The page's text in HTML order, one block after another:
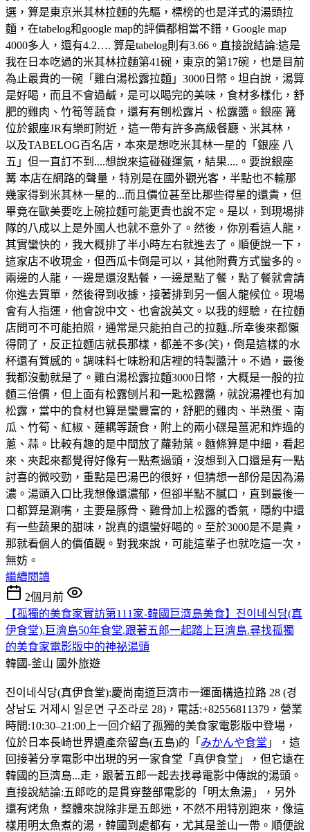
選，算是東京米其林拉麵的先驅，標榜的也是洋式的湯頭拉
麵，在tabelog和google map的評價都相當不錯，Google map
4000多人，還有4.2…. 算是tabelog則有3.66。直接說結論:這是
我在日本吃過的米其林拉麵第41碗，東京的第17碗，也是目前
為止最貴的一碗「雞白湯松露拉麵」3000日幣。坦白說，湯算
是好喝，而且不會過鹹，是可以喝完的美味，食材多樣化，舒
肥的雞肉、竹筍等蔬食，還有有刨松露片、松露醬。銀座 篝
位於銀座JR有樂町附近，這一帶有許多高級餐廳、米其林，
以及TABELOG百名店，本來是想吃米其林一星的「銀座 八
五」但一直訂不到....想說來這碰碰運氣，結果....。要說銀座
篝 本店在網路的聲量，特別是在國外觀光客，半點也不輸那
幾家得到米其林一星的...而且價位甚至比那些得星的還貴，但
畢竟在歐美要吃上碗拉麵可能更貴也說不定。是以，到現場排
隊的八成以上是外國人也就不意外了。然後，你別看這人龍，
其實蠻快的，我大概排了半小時左右就進去了。順便說一下，
這家店不收現金，但西瓜卡倒是可以，其他附費方式蠻多的。
兩邊的人龍，一邊是還沒點餐，一邊是點了餐，點了餐就會請
你進去買單，然後得到收據，接著排到另一個人龍候位。現場
會有人指運，他會說中文、也會說英文。以我的經驗，在拉麵
店問可不可能拍照，通常是只能拍自己的拉麵..所幸後來都懶
得問了，反正拉麵店就長那樣，都差不多(笑)，倒是這樣的水
杯還有質感的。調味料七味粉和店裡的特製醬汁。不過，最後
我都沒動就是了。雞白湯松露拉麵3000日幣，大概是一般的拉
麵三倍價，但上面有松露刨片和一匙松露醬，就說湯裡也有加
松露，當中的食材也算是蠻豐富的，舒肥的雞肉、半熟蛋、南
瓜、竹筍、紅椒、蓮耦等蔬食，附上的兩小碟是薑泥和炸過的
蔥、蒜。比較有趣的是中間放了蘿勃葉。麵條算是中細，看起
來、夾起來都覺得好像有一點煮過頭，沒想到入口還是有一點
討喜的微咬勁，重點是巴湯巴的很好，但猜想一部份是因為湯
濃。湯頭入口比我想像還濃郁，但卻半點不膩口，直到最後一
口都算是涮嘴，主要是豚骨、雞骨加上松露的香氣，隱約中還
有一些蔬果的甜味，說真的還蠻好喝的。至於3000是不是貴，
那就看個人的價值觀。對我來說，可能這輩子也就吃這一次，
無妨。
繼續閱讀
2個月前
【孤獨的美食家實訪第111家-韓國巨濟島美食】진이네식당(真
伊食堂).巨濟島50年食堂.跟著五郎一起踏上巨濟島.尋找孤獨
的美食家電影版中的神祕湯頭
韓國-釜山 國外旅遊
진이네식당(真伊食堂):慶尚南道巨濟市一運面構造拉路 28 (경
상남도 거제시 일운면 구조라로 28)，電話:+82556811379，營業
時間:10:30–21:00上一回介紹了孤獨的美食家電影版中登場，
位於日本長崎世界遺產奈留島(五島)的「 みかんや食堂 」，這
回接著分享電影中出現的另一家食堂「真伊食堂」，但它遠在
韓國的巨濟島...走，跟著五郎一起去找尋電影中傳說的湯頭。
直接說結論:五郎吃的是貫穿整部電影的「明太魚湯」，另外
還有烤魚，整體來說除非是五郎迷，不然不用特別跑來，像這
樣用明太魚煮的湯，韓國到處都有，尤其是釜山一帶。順便說